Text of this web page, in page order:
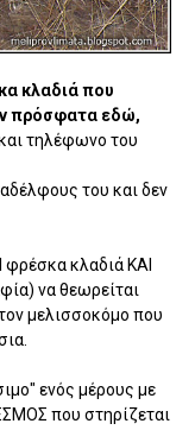
κλαδιά που
πρόσφατα εδώ,
τηλέφωνο του
του και δεν
κλαδιά ΚΑΙ
να θεωρείται
μελισσοκόμο που
ενός μέρους με
που στηρίζεται